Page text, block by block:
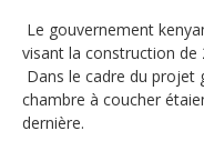
Le gouvernement
visant la construction de
Dans le cadre du projet
chambre à coucher
dernière.